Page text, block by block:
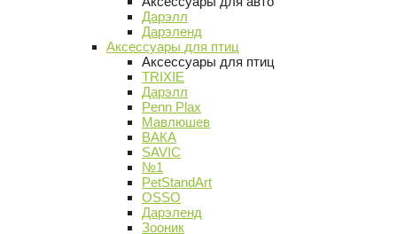
Дарэлл
Дарэленд
Аксессуары для птиц
Аксессуары для птиц
TRIXIE
Дарэлл
Penn Plax
Мавлюшев
ВАКА
SAVIC
№1
PetStandArt
OSSO
Дарэленд
Зооник